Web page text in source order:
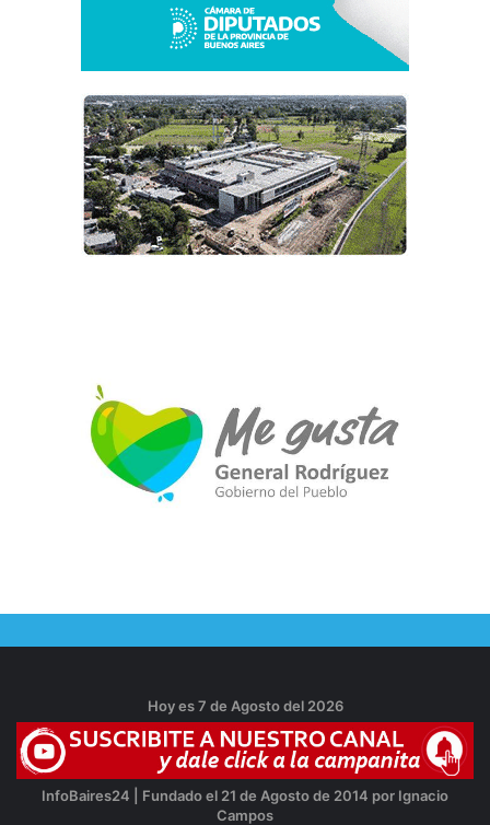
Hoy es 7 de Agosto del 2026
InfoBaires24 | Fundado el 21 de Agosto de 2014 por Ignacio
Campos